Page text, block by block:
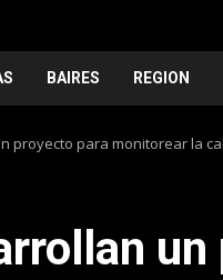
BAIRES REGION
proyecto para monitorear la